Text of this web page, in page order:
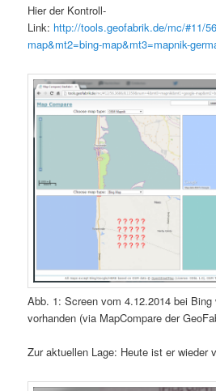
Hier der Kontroll-
Link: http://tools.geofabrik.de/mc/#11/
map&mt2=bing-map&mt3=mapnik-
Abb. 1: Screen vom 4.12.2014 bei Bing
vorhanden (via MapCompare der
Zur aktuellen Lage: Heute ist er wieder